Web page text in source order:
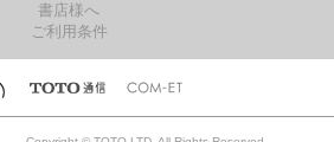
書店様へ
ご利用条件